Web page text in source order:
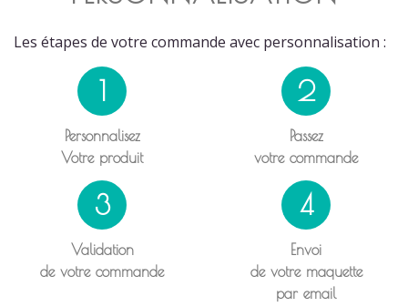
Les étapes de votre commande avec personnalisation :
1
Personnalisez
Votre produit
2
Passez
votre commande
3
Validation
de votre commande
4
Envoi
de votre maquette
par email